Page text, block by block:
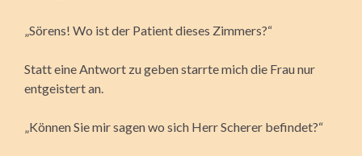
„Sörens! Wo ist der Patient dieses Zimmers?“
Statt eine Antwort zu geben starrte mich die Frau nur
entgeistert an.
„Können Sie mir sagen wo sich Herr Scherer befindet?“